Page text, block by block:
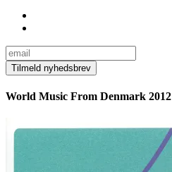
World Music From Denmark 2012